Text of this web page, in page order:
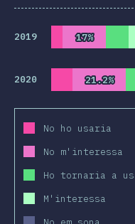
2019 17%
17%
2020 21.2%
21.2%
No ho usaria
No m'interessa
Ho tornaria a
M'interessa